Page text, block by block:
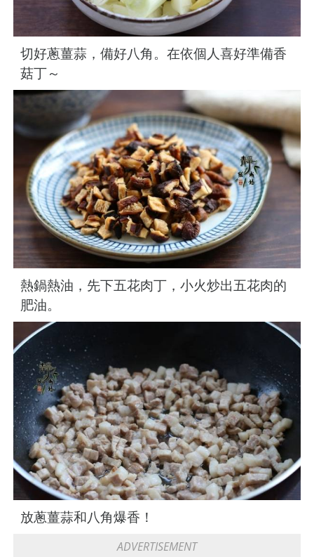
切好蔥薑蒜，備好八角。在依個人喜好準備香
菇丁～
熱鍋熱油，先下五花肉丁，小火炒出五花肉的
肥油。
放蔥薑蒜和八角爆香！